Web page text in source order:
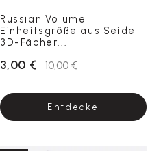
Russian Volume
Einheitsgröße aus Seide
3D-Fächer...
3,00 € 10,00 €
Entdecke